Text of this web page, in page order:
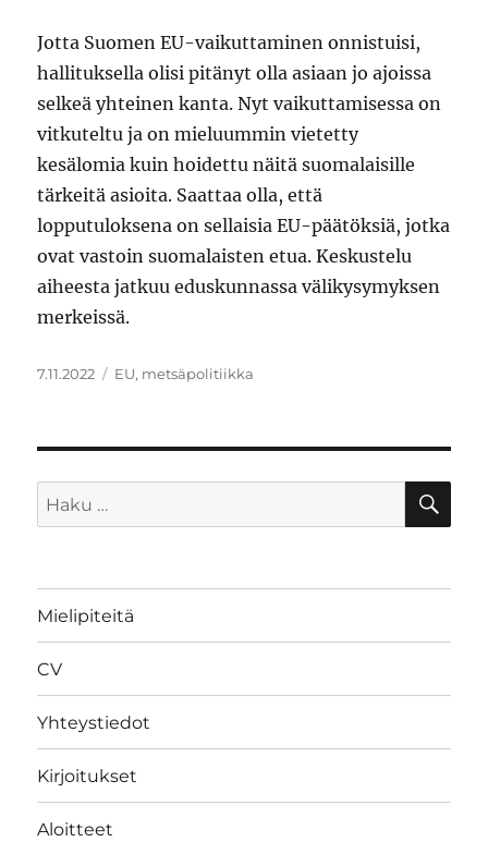
Jotta Suomen EU-vaikuttaminen onnistuisi,
hallituksella olisi pitänyt olla asiaan jo ajoissa
selkeä yhteinen kanta. Nyt vaikuttamisessa on
vitkuteltu ja on mieluummin vietetty
kesälomia kuin hoidettu näitä suomalaisille
tärkeitä asioita. Saattaa olla, että
lopputuloksena on sellaisia EU-päätöksiä, jotka
ovat vastoin suomalaisten etua. Keskustelu
aiheesta jatkuu eduskunnassa välikysymyksen
merkeissä.
Julkaistu
7.11.2022 Avainsanat
EU, metsäpolitiikka
Etsi:
Mielipiteitä
CV
Yhteystiedot
Kirjoitukset
Aloitteet